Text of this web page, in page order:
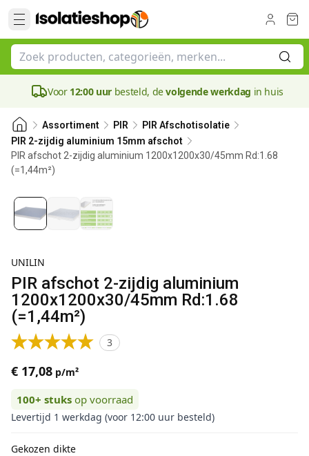
Voor 12:00 uur besteld, devolgende werkdag in huis
Assortiment PIR
PIR Afschotisolatie
PIR 2-zijdig aluminium 15mm afschot
PIR afschot 2-zijdig aluminium 1200x1200x30/45mm Rd:1.68
(=1,44m²)
UNILIN
PIR afschot 2-zijdig aluminium
1200x1200x30/45mm Rd:1.68
(=1,44m²)
3
€ 17,08 p/m²
100+ stuks op voorraad
Levertijd 1 werkdag (voor 12:00 uur besteld)
Gekozen dikte